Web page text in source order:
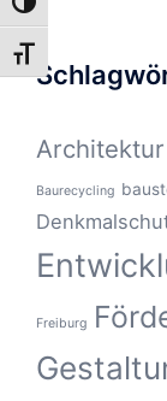
UMSCHALTEN
SCHRIFT
Architektur
Baurecycling
Freiburg